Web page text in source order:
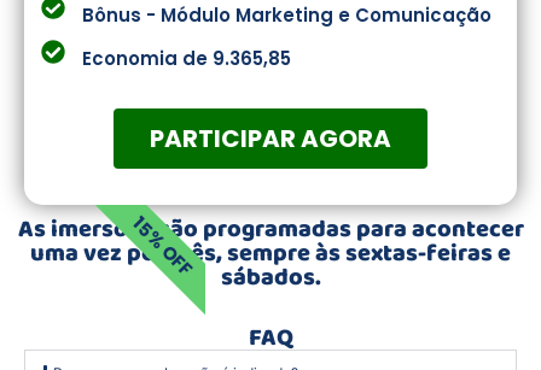
Bônus - Módulo Marketing e Comunicação
Economia de 9.365,85
PARTICIPAR AGORA
15% OFF
As imersões são programadas para acontecer
uma vez por mês, sempre às sextas-feiras e
sábados.
FAQ